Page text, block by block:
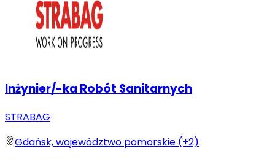
Inżynier/-ka Robót Sanitarnych
STRABAG
Gdańsk, województwo pomorskie (+2)